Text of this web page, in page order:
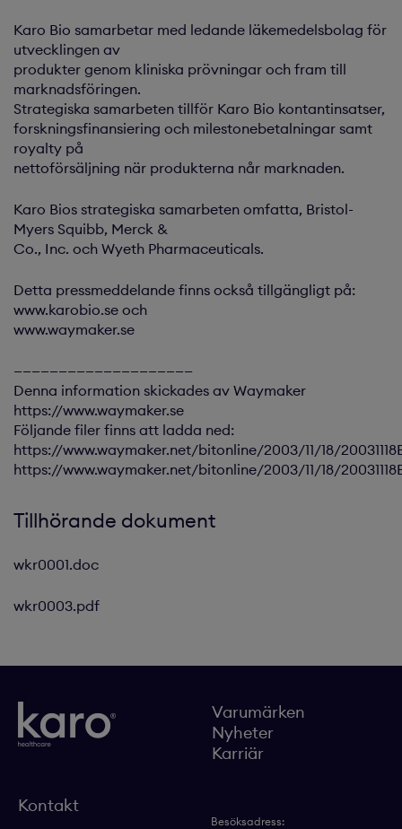
Karo Bio samarbetar med ledande läkemedelsbolag för
utvecklingen av
produkter genom kliniska prövningar och fram till
marknadsföringen.
Strategiska samarbeten tillför Karo Bio kontantinsatser,
forskningsfinansiering och milestonebetalningar samt
royalty på
nettoförsäljning när produkterna når marknaden.
Karo Bios strategiska samarbeten omfatta, Bristol-
Myers Squibb, Merck &
Co., Inc. och Wyeth Pharmaceuticals.
Detta pressmeddelande finns också tillgängligt på:
www.karobio.se och
www.waymaker.se
————————————————————
Denna information skickades av Waymaker
https://www.waymaker.se
Följande filer finns att ladda ned:
https://www.waymaker.net/bitonline/2003/11/18/
https://www.waymaker.net/bitonline/2003/11/18/
Tillhörande dokument
wkr0001.doc
wkr0003.pdf
Varumärken
Nyheter
Karriär
Kontakt
Besöksadress: